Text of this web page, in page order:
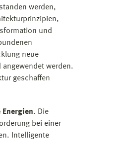
werden,
und
neue
werden.
geschaffen
Energien. Die
bei einer
Intelligente